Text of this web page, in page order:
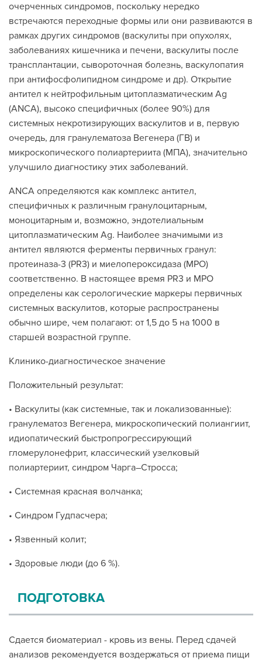
очерченных синдромов, поскольку нередко
встречаются переходные формы или они развиваются в
рамках других синдромов (васкулиты при опухолях,
заболеваниях кишечника и печени, васкулиты после
трансплантации, сывороточная болезнь, васкулопатия
при антифосфолипидном синдроме и др). Открытие
антител к нейтрофильным цитоплазматическим Ag
(АNCA), высоко специфичных (более 90%) для
системных некротизирующих васкулитов и в, первую
очередь, для гранулематоза Вегенера (ГВ) и
микроскопического полиартериита (МПА), значительно
улучшило диагностику этих заболеваний.
ANCA определяются как комплекс антител,
специфичных к различным гранулоцитарным,
моноцитарным и, возможно, эндотелиальным
цитоплазматическим Ag. Наиболее значимыми из
антител являются ферменты первичных гранул:
протеиназа-3 (РR3) и миелопероксидаза (МРО)
соответственно. В настоящее время РR3 и MPO
определены как серологические маркеры первичных
системных васкулитов, которые распространены
обычно шире, чем полагают: от 1,5 до 5 на 1000 в
старшей возрастной группе.
Клинико-диагностическое значение
Положительный результат:
• Васкулиты (как системные, так и локализованные):
гранулематоз Вегенера, микроскопический полиангиит,
идиопатический быстропрогрессирующий
гломерулонефрит, классический узелковый
полиартериит, синдром Чарга–Стросса;
• Системная красная волчанка;
• Синдром Гудпасчера;
• Язвенный колит;
• Здоровые люди (до 6 %).
ПОДГОТОВКА
Сдается биоматериал - кровь из вены. Перед сдачей
анализов рекомендуется воздержаться от приема пищи